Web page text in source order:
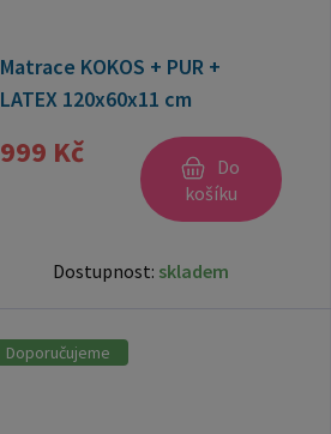
Matrace KOKOS + PUR +
LATEX 120x60x11 cm
999 Kč
Do
košíku
Dostupnost: skladem
Doporučujeme